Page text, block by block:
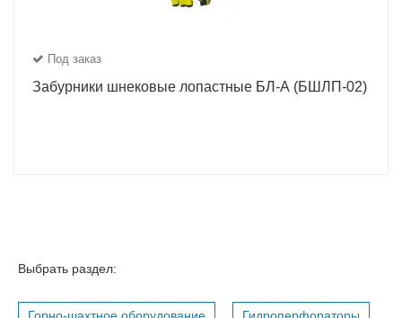
Под заказ
Забурники шнековые лопастные БЛ-А (БШЛП-02)
Выбрать раздел: